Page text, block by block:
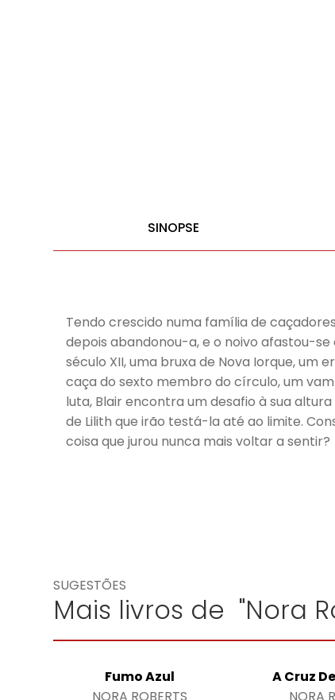
SINOPSE
Tendo crescido numa família de
depois abandonou-a, e o noivo afastou-
século XII, uma bruxa de Nova Iorque,
caça do sexto membro do círculo, um
luta, Blair encontra um desafio à sua
de Lilith que irão testá-la até ao limite.
coisa que jurou nunca mais voltar a sentir?
SUGESTÕES
Mais livros de "Nora
Fumo Azul
NORA ROBERTS
A Cruz
NORA